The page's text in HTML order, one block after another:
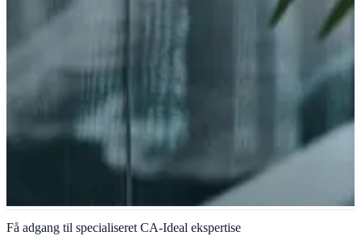
CA-Ideal-udvikler
Få adgang til specialiseret CA-Ideal ekspertise